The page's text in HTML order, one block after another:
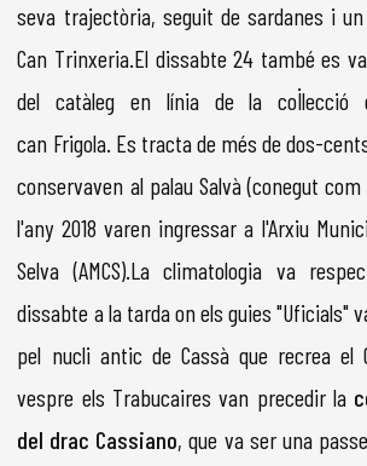
seva trajectòria, seguit de sardanes i
Can Trinxeria.El dissabte 24 també es
del catàleg en línia de la col·lecció
can Frigola. Es tracta de més de dos-
conservaven al palau Salvà (conegut
l'any 2018 varen ingressar a l'Arxiu
Selva (AMCS).La climatologia va
dissabte a la tarda on els guies "Uficials"
pel nucli antic de Cassà que recrea el
vespre els Trabucaires van precedir la
del drac Cassiano, que va ser una